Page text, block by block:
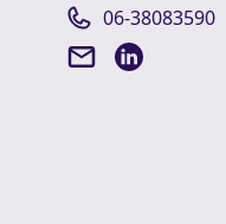
06-38083590